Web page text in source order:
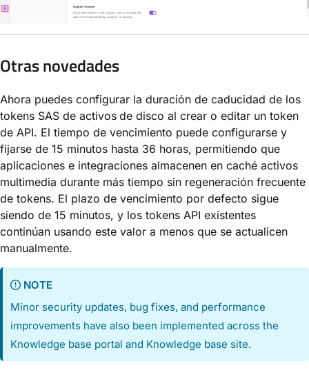
Otras novedades
Ahora puedes configurar la duración de caducidad de los
tokens SAS de activos de disco al crear o editar un token
de API. El tiempo de vencimiento puede configurarse y
fijarse de 15 minutos hasta 36 horas, permitiendo que
aplicaciones e integraciones almacenen en caché activos
multimedia durante más tiempo sin regeneración frecuente
de tokens. El plazo de vencimiento por defecto sigue
siendo de 15 minutos, y los tokens API existentes
continúan usando este valor a menos que se actualicen
manualmente.
NOTE
Minor security updates, bug fixes, and performance
improvements have also been implemented across the
Knowledge base portal and Knowledge base site.